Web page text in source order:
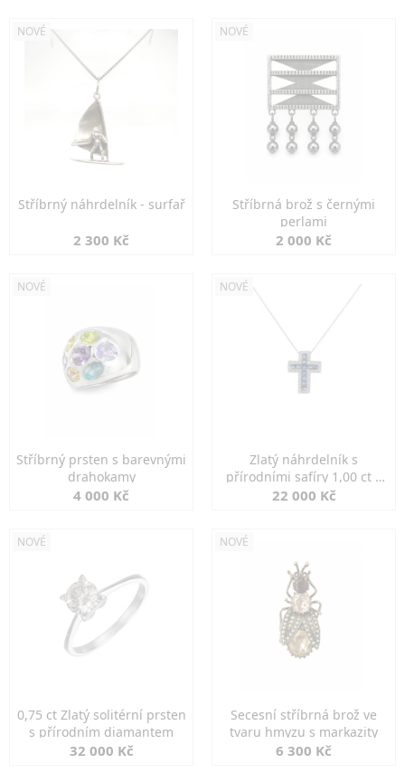
NOVÉ
Stříbrný náhrdelník - surfař
2 300 Kč
NOVÉ
Stříbrná brož s černými
perlami
2 000 Kč
NOVÉ
Stříbrný prsten s barevnými
drahokamy
4 000 Kč
NOVÉ
Zlatý náhrdelník s
přírodními safíry 1,00 ct a
diamanty
22 000 Kč
NOVÉ
0,75 ct Zlatý solitérní prsten
s přírodním diamantem
32 000 Kč
NOVÉ
Secesní stříbrná brož ve
tvaru hmyzu s markazity
6 300 Kč